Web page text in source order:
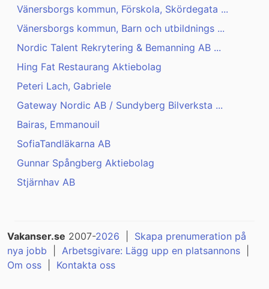
Vänersborgs kommun, Förskola, Skördegata ...
Vänersborgs kommun, Barn och utbildnings ...
Nordic Talent Rekrytering & Bemanning AB ...
Hing Fat Restaurang Aktiebolag
Peteri Lach, Gabriele
Gateway Nordic AB / Sundyberg Bilverksta ...
Bairas, Emmanouil
SofiaTandläkarna AB
Gunnar Spångberg Aktiebolag
Stjärnhav AB
Vakanser.se 2007-2026
Skapa prenumeration på
nya jobb
Arbetsgivare: Lägg upp en platsannons
Om oss
Kontakta oss